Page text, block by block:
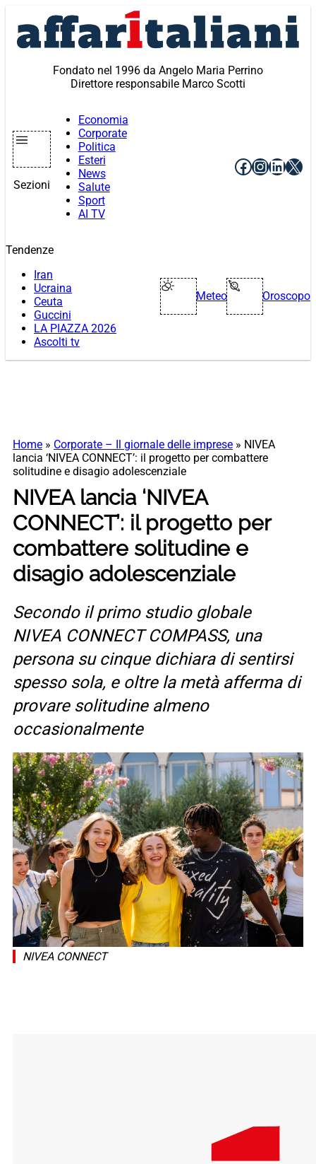
contenuto
Fondato nel 1996 da Angelo Maria Perrino
Direttore responsabile Marco Scotti
Sezioni
Economia
Corporate
Politica
Esteri
News
Salute
Sport
AI TV
Facebook
X
Tendenze
Iran
Ucraina
Ceuta
Guccini
LA PIAZZA 2026
Ascolti tv
Meteo Oroscopo
Home » Corporate – Il giornale delle imprese » NIVEA
lancia ‘NIVEA CONNECT’: il progetto per combattere
solitudine e disagio adolescenziale
NIVEA lancia ‘NIVEA
CONNECT’: il progetto per
combattere solitudine e
disagio adolescenziale
Secondo il primo studio globale
NIVEA CONNECT COMPASS, una
persona su cinque dichiara di sentirsi
spesso sola, e oltre la metà afferma di
provare solitudine almeno
occasionalmente
NIVEA CONNECT